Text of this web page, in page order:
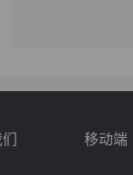
移动端